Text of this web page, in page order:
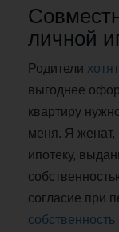
личной
Родители
выгоднее
квартиру
меня. Я женат,
ипотеку,
согласие при
собственность